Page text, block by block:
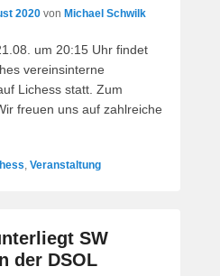
2020 von Michael Schwilk
um 20:15 Uhr findet
vereinsinterne
Lichess statt. Zum
freuen uns auf zahlreiche
Veranstaltung
SW
der DSOL